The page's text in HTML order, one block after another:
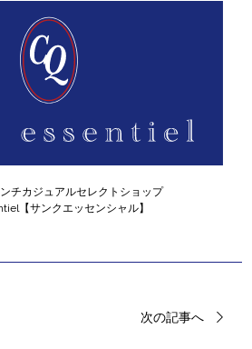
チカジュアルセレクトショップ
【サンクエッセンシャル】
次の記事へ